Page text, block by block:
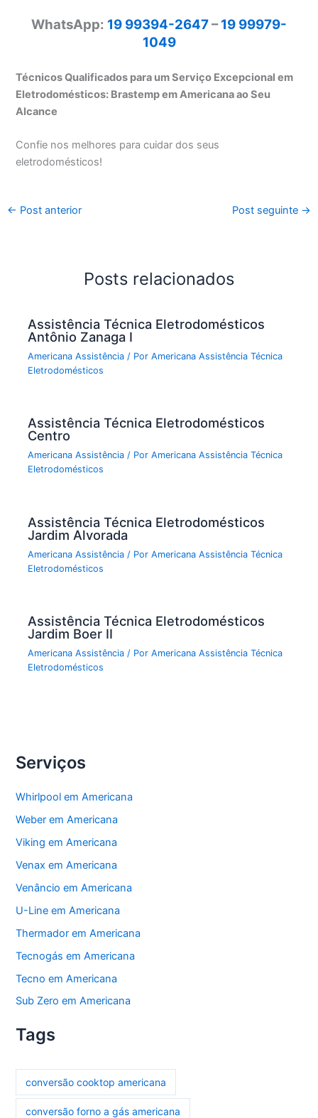
WhatsApp: 19 99394-2647–19 99979-
1049
Técnicos Qualificados para um Serviço Excepcional em
Eletrodomésticos: Brastemp em Americana ao Seu
Alcance
Confie nos melhores para cuidar dos seus
eletrodomésticos!
← Post anterior Post seguinte →
Posts relacionados
Assistência Técnica Eletrodomésticos
Antônio Zanaga I
Americana Assistência / PorAmericana Assistência Técnica
Eletrodomésticos
Assistência Técnica Eletrodomésticos
Centro
Americana Assistência / PorAmericana Assistência Técnica
Eletrodomésticos
Assistência Técnica Eletrodomésticos
Jardim Alvorada
Americana Assistência / PorAmericana Assistência Técnica
Eletrodomésticos
Assistência Técnica Eletrodomésticos
Jardim Boer II
Americana Assistência / PorAmericana Assistência Técnica
Eletrodomésticos
Serviços
Whirlpool em Americana
Weber em Americana
Viking em Americana
Venax em Americana
Venâncio em Americana
U-Line em Americana
Thermador em Americana
Tecnogás em Americana
Tecno em Americana
Sub Zero em Americana
Tags
conversão cooktop americana
conversão forno a gás americana